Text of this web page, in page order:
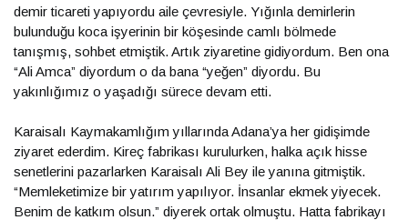
demir ticareti yapıyordu aile çevresiyle. Yığınla demirlerin
bulunduğu koca işyerinin bir köşesinde camlı bölmede
tanışmış, sohbet etmiştik. Artık ziyaretine gidiyordum. Ben ona
“Ali Amca” diyordum o da bana “yeğen” diyordu. Bu
yakınlığımız o yaşadığı sürece devam etti.
Karaisalı Kaymakamlığım yıllarında Adana’ya her gidişimde
ziyaret ederdim. Kireç fabrikası kurulurken, halka açık hisse
senetlerini pazarlarken Karaisalı Ali Bey ile yanına gitmiştik.
“Memleketimize bir yatırım yapılıyor. İnsanlar ekmek yiyecek.
Benim de katkım olsun.” diyerek ortak olmuştu. Hatta fabrikayı